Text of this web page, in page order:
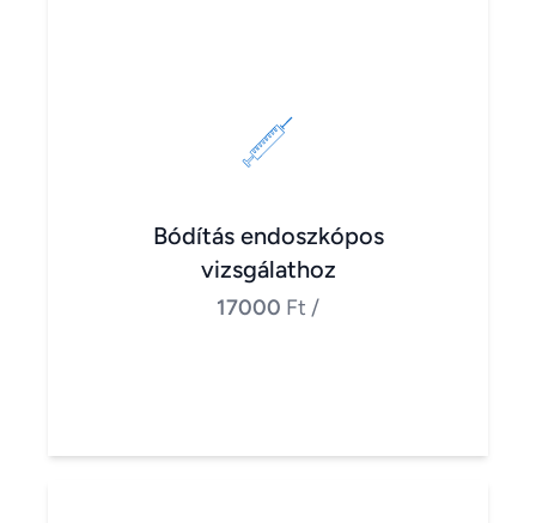
Bódítás endoszkópos
vizsgálathoz
17000 Ft /